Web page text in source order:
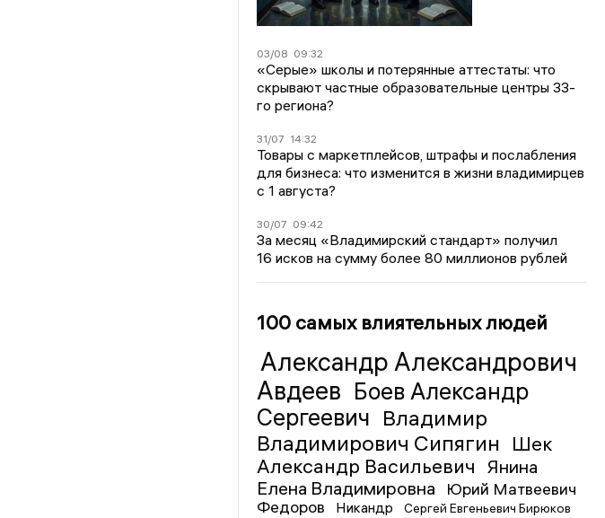
03/08 09:32
«Серые» школы и потерянные аттестаты: что
скрывают частные образовательные центры 33-
го региона?
31/07 14:32
Товары с маркетплейсов, штрафы и послабления
для бизнеса: что изменится в жизни владимирцев
с 1 августа?
30/07 09:42
За месяц «Владимирский стандарт» получил
16 исков на сумму более 80 миллионов рублей
100 самых влиятельных людей
Александр Александрович
Авдеев Боев Александр
Сергеевич Владимир
Владимирович Сипягин Шек
Александр Васильевич
Янина
Елена Владимировна
Юрий Матвеевич
Федоров
Никандр Сергей Евгеньевич Бирюков